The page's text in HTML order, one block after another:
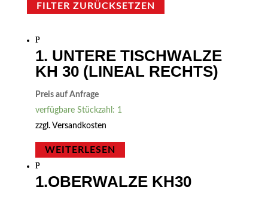
FILTER ZURÜCKSETZEN
1. UNTERE TISCHWALZE
KH 30 (LINEAL RECHTS)
Preis auf Anfrage
verfügbare Stückzahl: 1
zzgl. Versandkosten
WEITERLESEN
1.OBERWALZE KH30